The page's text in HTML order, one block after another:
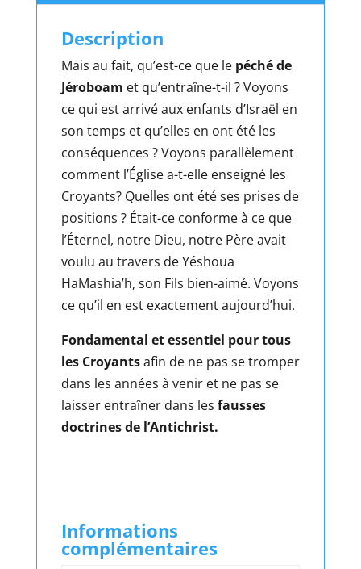
Description
Mais au fait, qu’est-ce que le péché de
Jéroboam et qu’entraîne-t-il ? Voyons
ce qui est arrivé aux enfants d’Israël en
son temps et qu’elles en ont été les
conséquences ? Voyons parallèlement
comment l’Église a-t-elle enseigné les
Croyants? Quelles ont été ses prises de
positions ? Était-ce conforme à ce que
l’Éternel, notre Dieu, notre Père avait
voulu au travers de Yéshoua
HaMashia’h, son Fils bien-aimé. Voyons
ce qu’il en est exactement aujourd’hui.
Fondamental et essentiel pour tous
les Croyantsafin de ne pas se tromper
dans les années à venir et ne pas se
laisser entraîner dans les fausses
doctrines de l’Antichrist.
Informations
complémentaires